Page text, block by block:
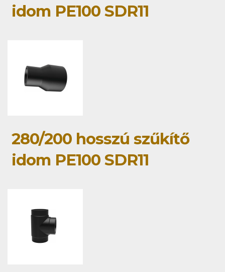
idom PE100 SDR11
280/200 hosszú szűkítő
idom PE100 SDR11